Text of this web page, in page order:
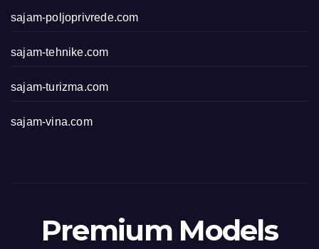
sajam-poljoprivrede.com
sajam-tehnike.com
sajam-turizma.com
sajam-vina.com
Premium Models